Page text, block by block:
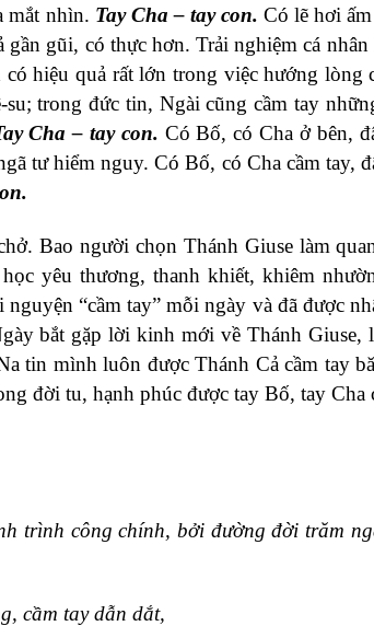
mắt nhìn. Tay Cha – tay con. Có lẽ hơi
gũi, có thực hơn. Trải nghiệm cá
hiệu quả rất lớn trong việc hướng lòng
trong đức tin, Ngài cũng cầm tay
Cha – tay con. Có Bố, có Cha ở bên,
tư hiểm nguy. Có Bố, có Cha cầm tay,
Bao người chọn Thánh Giuse làm
yêu thương, thanh khiết, khiêm
“cầm tay” mỗi ngày và đã được
bắt gặp lời kinh mới về Thánh Giuse,
tin mình luôn được Thánh Cả cầm tay
đời tu, hạnh phúc được tay Bố, tay Cha
trình công chính, bởi đường đời trăm
cầm tay dẫn dắt,